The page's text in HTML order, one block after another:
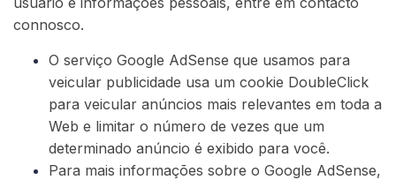
connosco.
O serviço Google AdSense que usamos para
veicular publicidade usa um cookie DoubleClick
para veicular anúncios mais relevantes em toda a
Web e limitar o número de vezes que um
determinado anúncio é exibido para você.
Para mais informações sobre o Google AdSense,